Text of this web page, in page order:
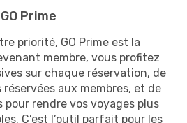
Prime
priorité, GO Prime est la
membre, vous profitez
sur chaque réservation, de
aux membres, et de
pour rendre vos voyages plus
C’est l’outil parfait pour les